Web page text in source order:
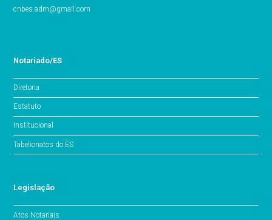
cnbes.adm@gmail.com
Notariado/ES
Diretoria
Estatuto
Institucional
Tabelionatos do ES
Legislação
Atos Notariais